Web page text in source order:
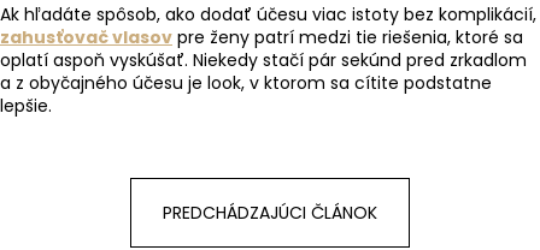
Ak hľadáte spôsob, ako dodať účesu viac istoty bez komplikácií,
zahusťovač vlasov pre ženy patrí medzi tie riešenia, ktoré sa
oplatí aspoň vyskúšať. Niekedy stačí pár sekúnd pred zrkadlom
a z obyčajného účesu je look, v ktorom sa cítite podstatne
lepšie.
PREDCHÁDZAJÚCI ČLÁNOK